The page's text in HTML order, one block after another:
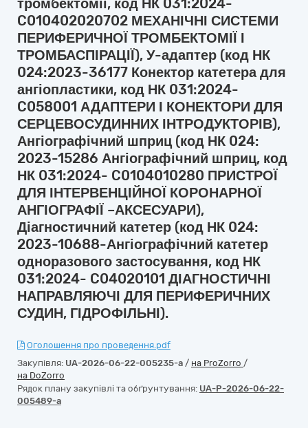
тромбектомії, код НК 031:2024-
C010402020702 МЕХАНІЧНІ СИСТЕМИ
ПЕРИФЕРИЧНОЇ ТРОМБЕКТОМІЇ І
ТРОМБАСПІРАЦІЇ), У-адаптер (код НК
024:2023-36177 Конектор катетера для
ангіопластики, код НК 031:2024-
C058001 АДАПТЕРИ І КОНЕКТОРИ ДЛЯ
СЕРЦЕВОСУДИННИХ ІНТРОДУКТОРІВ),
Ангіографічний шприц (код НК 024:
2023-15286 Ангіографічний шприц, код
НК 031:2024- C0104010280 ПРИСТРОЇ
ДЛЯ ІНТЕРВЕНЦІЙНОЇ КОРОНАРНОЇ
АНГІОГРАФІЇ –АКСЕСУАРИ),
Діагностичний катетер (код НК 024:
2023-10688-Ангіографічний катетер
одноразового застосування, код НК
031:2024- C04020101 ДІАГНОСТИЧНІ
НАПРАВЛЯЮЧІ ДЛЯ ПЕРИФЕРИЧНИХ
СУДИН, ГІДРОФІЛЬНІ).
Оголошення про проведення.pdf
Закупівля: UA-2026-06-22-005235-a / на ProZorro /
на DoZorro
Рядок плану закупівлі та обґрунтування: UA-P-2026-06-22-
005489-a